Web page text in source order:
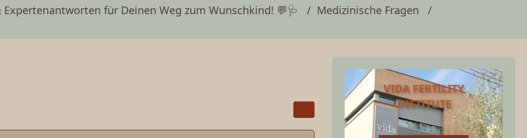
für Deinen Weg zum Wunschkind! 💬🩺
Medizinische Fragen
VIDA FERTILITY
INSTITUTE